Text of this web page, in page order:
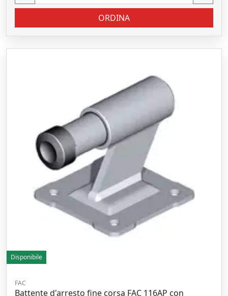
ORDINA
Disponibile
FAC
Battente d'arresto fine corsa FAC 116AP con